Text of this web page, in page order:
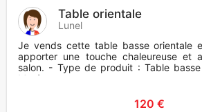
Table orientale
Lunel
Je vends cette table basse orientale
apporter une touche chaleureuse et
salon. - Type de produit : Table
Maté
120 €